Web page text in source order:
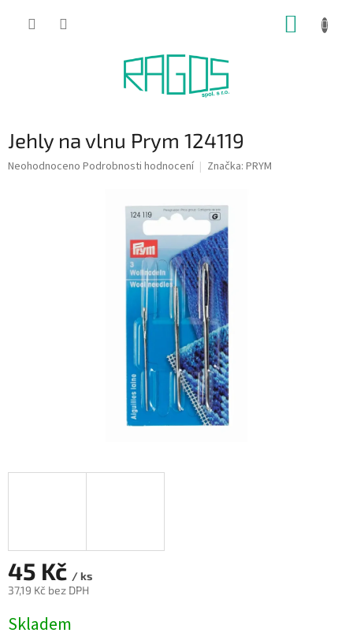
Jehly na vlnu Prym 124119
Průměrné
Neohodnoceno Podrobnosti hodnocení Značka: PRYM
45 Kč / ks
37,19 Kč bez DPH
cena:
Skladem